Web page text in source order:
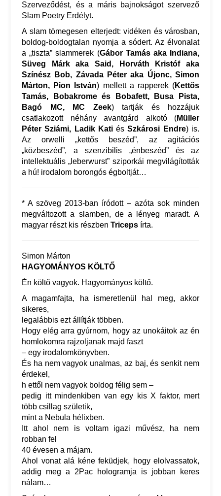
Szerveződést, és a máris bajnokságot szervező
Slam Poetry Erdélyt.
A slam tömegesen elterjedt: vidéken és városban,
boldog-boldogtalan nyomja a sódert. Az élvonalat
a „tiszta” slammerek (Gábor Tamás aka Indiana,
Süveg Márk aka Said, Horváth Kristóf aka
Színész Bob, Závada Péter aka Újonc, Simon
Márton, Pion István) mellett a rapperek (Kettős
Tamás, Bobakrome és Bobafett, Busa Pista,
Bagó MC, MC Zeek) tartják és hozzájuk
csatlakozott néhány avantgárd alkotó (Müller
Péter Sziámi, Ladik KatiésSzkárosi Endre) is.
Az orwelli „kettős beszéd”, az agitációs
„közbeszéd”, a szenzibilis „énbeszéd” és az
intellektuális „leberwurst” sziporkái megvilágították
a hú! irodalom borongós égboltját…
* A szöveg 2013-ban íródott – azóta sok minden
megváltozott a slamben, de a lényeg maradt. A
magyar részt kis részben Triceps írta.
Simon Márton
HAGYOMÁNYOS KÖLTŐ
Én költő vagyok. Hagyományos költő.
A magamfajta, ha ismeretlenül hal meg, akkor
sikeres,
legalábbis ezt állítják többen.
Hogy elég arra gyúrnom, hogy az unokáitok az én
homlokomra rajzoljanak majd faszt
– egy irodalomkönyvben.
És ha nem vagyok unalmas, az baj, és senkit nem
érdekel,
h ettől nem vagyok boldog félig sem –
pedig itt mindenkiben van egy kis X faktor, mert
több csillag születik,
mint a Nebula hélixben.
Itt ahol nem is voltam igazi művész, ha nem
robban fel
40 évesen a májam.
Ahol vonat alá kéne feküdjek, hogy elolvassatok,
addig meg a 2Pac hologramja is jobban keres
nálam…